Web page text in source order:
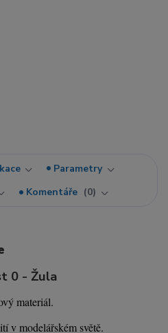
Parametry
Komentáře 0
0 - Žula
materiál.
v modelářském světě.